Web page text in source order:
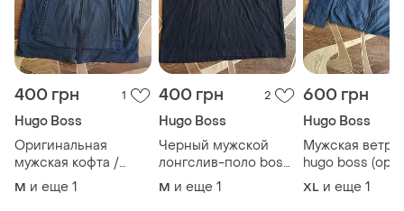
400 грн 1
Hugo Boss
Оригинальная
мужская кофта /
зипка hugo boss (m)
темно-синяя
M и еще 1
400 грн 2
Hugo Boss
Черный мужской
лонгслив-поло boss
hugo boss (оригинал)
M и еще 1
600 грн
Hugo Boss
Мужская
hugo boss
размер xxl
XL и еще 1